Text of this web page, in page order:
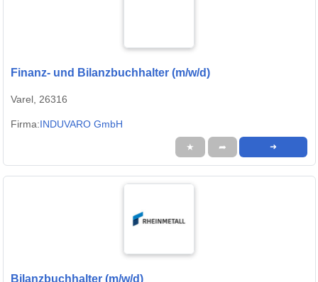
Finanz- und Bilanzbuchhalter (m/w/d)
Varel, 26316
Firma:INDUVARO GmbH
★ ➦ ➜
Bilanzbuchhalter (m/w/d)